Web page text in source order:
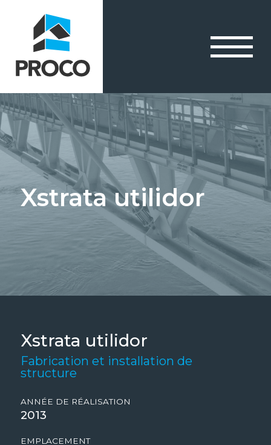
Xstrata utilidor
Xstrata utilidor
Fabrication et installation de
structure
ANNÉE DE RÉALISATION
2013
EMPLACEMENT